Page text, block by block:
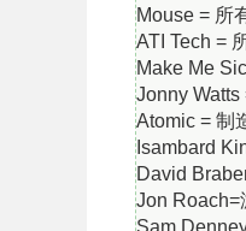
Mouse = 所
ATI Tech =
Make Me
Jonny
Atomic = 制
Isambard
David
Jon Roach=
Sam